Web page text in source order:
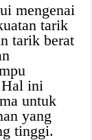
mengenai
tarik
tarik berat
ini
untuk
yang
tinggi.